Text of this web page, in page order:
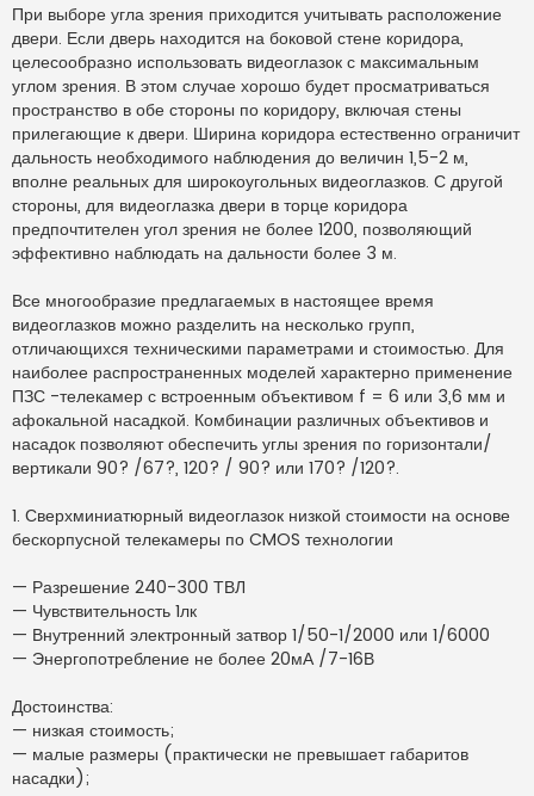
При выборе угла зрения приходится учитывать расположение
двери. Если дверь находится на боковой стене коридора,
целесообразно использовать видеоглазок с максимальным
углом зрения. В этом случае хорошо будет просматриваться
пространство в обе стороны по коридору, включая стены
прилегающие к двери. Ширина коридора естественно ограничит
дальность необходимого наблюдения до величин 1,5-2 м,
вполне реальных для широкоугольных видеоглазков. С другой
стороны, для видеоглазка двери в торце коридора
предпочтителен угол зрения не более 1200, позволяющий
эффективно наблюдать на дальности более 3 м.
Все многообразие предлагаемых в настоящее время
видеоглазков можно разделить на несколько групп,
отличающихся техническими параметрами и стоимостью. Для
наиболее распространенных моделей характерно применение
ПЗС -телекамер с встроенным объективом f = 6 или 3,6 мм и
афокальной насадкой. Комбинации различных объективов и
насадок позволяют обеспечить углы зрения по горизонтали/
вертикали 90? /67?, 120? / 90? или 170? /120?.
1. Сверхминиатюрный видеоглазок низкой стоимости на основе
бескорпусной телекамеры по CMOS технологии
— Разрешение 240-300 ТВЛ
— Чувствительность 1лк
— Внутренний электронный затвор 1/50-1/2000 или 1/6000
— Энергопотребление не более 20мА /7-16В
Достоинства:
— низкая стоимость;
— малые размеры (практически не превышает габаритов
насадки);